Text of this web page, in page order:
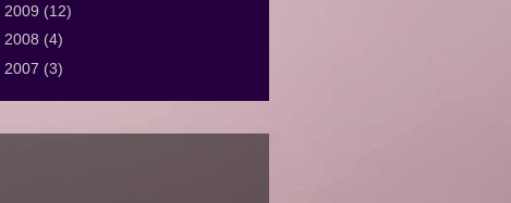
2009 (12)
2008 (4)
2007 (3)